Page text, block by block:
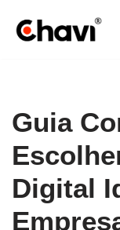
Pular
Guia
Digital